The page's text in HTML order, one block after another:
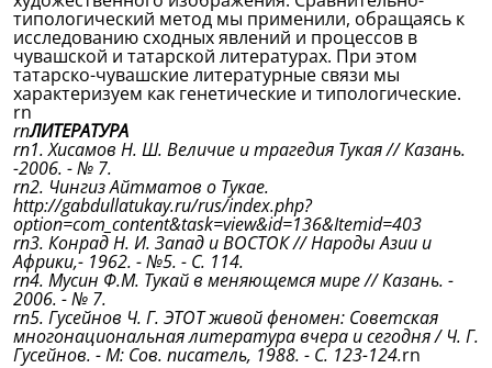
типологический метод мы применили, обращаясь к
исследованию сходных явлений и процессов в
чувашской и татарской литературах. При этом
татарско-чувашские литературные связи мы
характеризуем как генетические и типологические.
rn
rnЛИТЕРАТУРА
rn1. Хисамов Н. Ш. Величие и трагедия Тукая // Казань.
-2006. - № 7.
rn2. Чингиз Айтматов о Тукае.
http://gabdullatukay.ru/rus/index.php?
option=com_content&task=view&id=136&Itemid=403
rn3. Конрад Н. И. Запад и ВОСТОК // Народы Азии и
Африки,- 1962. - №5. - С. 114.
rn4. Мусин Ф.М. Тукай в меняющемся мире // Казань. -
2006. - № 7.
rn5. Гусейнов Ч. Г. ЭТОТ живой феномен: Советская
многонациональная литература вчера и сегодня / Ч. Г.
Гусейнов. - М: Сов. писатель, 1988. - С. 123-124.rn